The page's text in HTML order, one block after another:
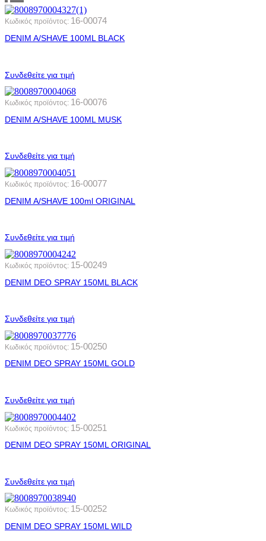
Κωδικός προϊόντος: 16-00074
DENIM A/SHAVE 100ML BLACK
Συνδεθείτε για τιμή
Κωδικός προϊόντος: 16-00076
DENIM A/SHAVE 100ML MUSK
Συνδεθείτε για τιμή
Κωδικός προϊόντος: 16-00077
DENIM A/SHAVE 100ml ORIGINAL
Συνδεθείτε για τιμή
Κωδικός προϊόντος: 15-00249
DENIM DEO SPRAY 150ML BLACK
Συνδεθείτε για τιμή
Κωδικός προϊόντος: 15-00250
DENIM DEO SPRAY 150ML GOLD
Συνδεθείτε για τιμή
Κωδικός προϊόντος: 15-00251
DENIM DEO SPRAY 150ML ORIGINAL
Συνδεθείτε για τιμή
Κωδικός προϊόντος: 15-00252
DENIM DEO SPRAY 150ML WILD